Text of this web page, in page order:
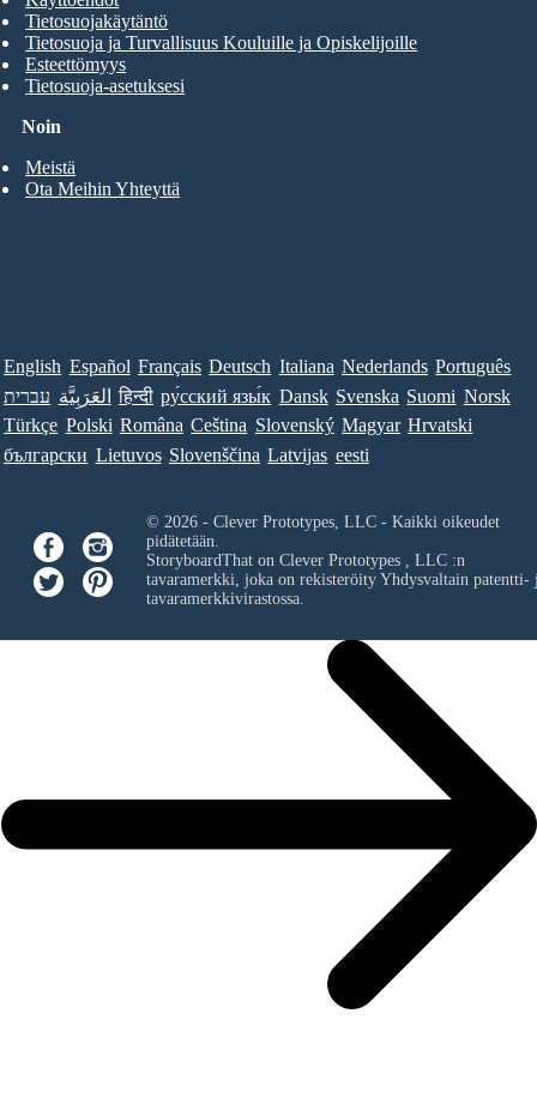
Noin
Meistä
Ota Meihin Yhteyttä
Tietosuojakäytäntö
Tietosuoja ja Turvallisuus Kouluille ja Opiskelijoille
Esteettömyys
Tietosuoja-asetuksesi
English Español Français Deutsch Italiana Nederlands Português
עברית العَرَبِيَّة हिन्दी ру́сский язы́к Dansk Svenska Suomi Norsk
Türkçe Polski Româna Ceština Slovenský Magyar Hrvatski
български Lietuvos Slovenščina Latvijas eesti
© 2026 - Clever Prototypes, LLC - Kaikki oikeudet
pidätetään.
StoryboardThat on Clever Prototypes , LLC:n
tavaramerkki, joka on rekisteröity Yhdysvaltain patentti-
tavaramerkkivirastossa.